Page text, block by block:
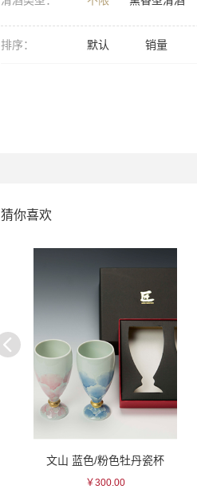
排序： 默认 销量
猜你喜欢
文山 蓝色/粉色牡丹瓷杯
￥300.00